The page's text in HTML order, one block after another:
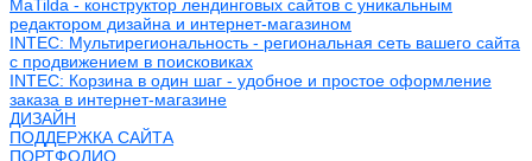
MaTilda - конструктор лендинговых сайтов с уникальным
редактором дизайна и интернет-магазином
INTEC: Мультирегиональность - региональная сеть вашего сайта
с продвижением в поисковиках
INTEC: Корзина в один шаг - удобное и простое оформление
заказа в интернет-магазине
ДИЗАЙН
ПОДДЕРЖКА САЙТА
ПОРТФОЛИО